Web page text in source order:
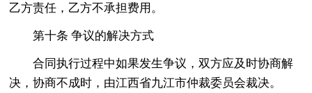
乙方责任，乙方不承担费用。
第十条 争议的解决方式
合同执行过程中如果发生争议，双方应及时协商解
决，协商不成时，由江西省九江市仲裁委员会裁决。